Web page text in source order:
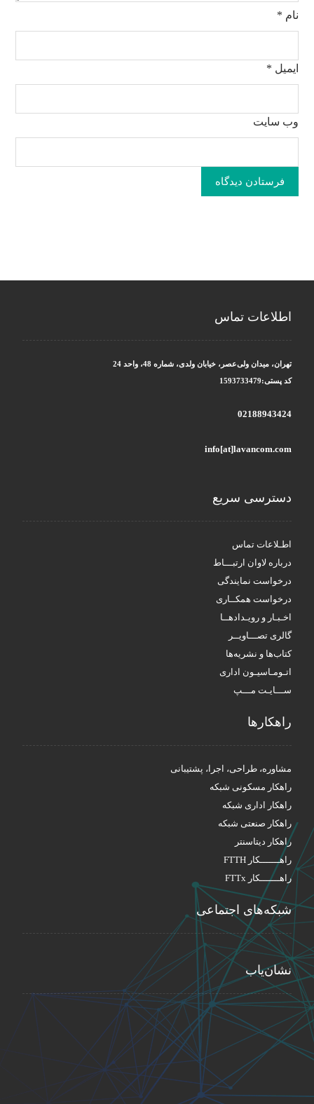
نام *
ایمیل *
وب‌ سایت
فرستادن دیدگاه
اطلاعات تماس
تهران، میدان ولی‌عصر، خیابان ولدی، شماره 48، واحد 24
کد پستی:1593733479
02188943424
info[at]lavancom.com
دسترسی سریع
اطـلاعات تماس
درباره لاوان ارتبـــاط
درخواست نمایندگی
درخواست همکــاری
اخـبـار و رویـدادهــا
گالری تصـــاویــر
کتاب‌ها و نشریه‌ها
اتـومـاسیـون اداری
ســـایـت مـــپ
راهکار‌ها
مشاوره، طراحی، اجرا، پشتیبانی
راهکار مسکونی شبکه
راهکار اداری شبکه
راهکار صنعتی شبکه
راهکار دیتاسنتر
راهـــــــکار FTTH
راهـــــــکار FTTx
شبکه‌های اجتماعی
نشان‌یاب